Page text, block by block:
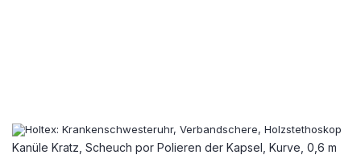
Kanüle Kratz, Scheuch por Polieren der Kapsel, Kurve, 0,6 m